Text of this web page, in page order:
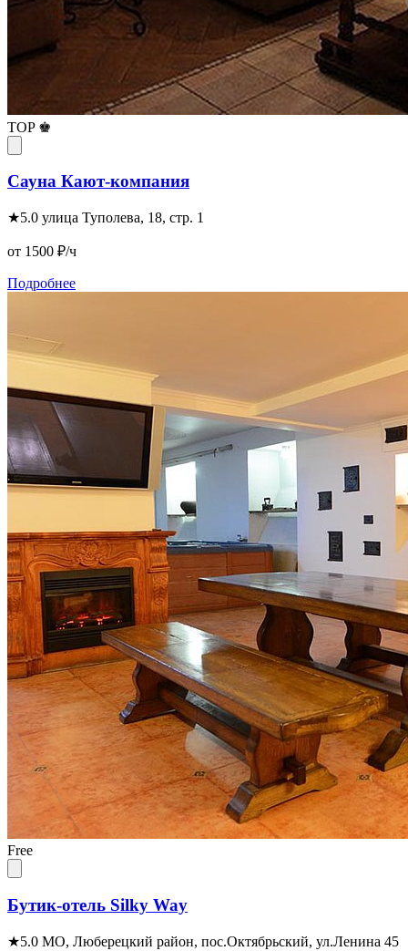
TOP ♚
Сауна Кают-компания
★5.0 улица Туполева, 18, стр. 1
от 1500 ₽/ч
Подробнее
Free
Бутик-отель Silky Way
★5.0 МО, Люберецкий район, пос.Октябрьский, ул.Ленина 45